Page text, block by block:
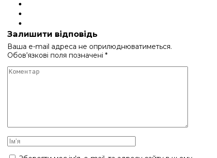
Залишити відповідь
Ваша e-mail адреса не оприлюднюватиметься.
Обов’язкові поля позначені *